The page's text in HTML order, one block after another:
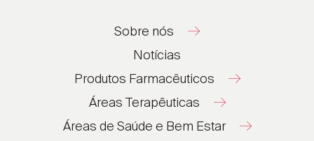
Sobre nós
Notícias
Produtos Farmacêuticos
Áreas Terapêuticas
Áreas de Saúde e Bem Estar